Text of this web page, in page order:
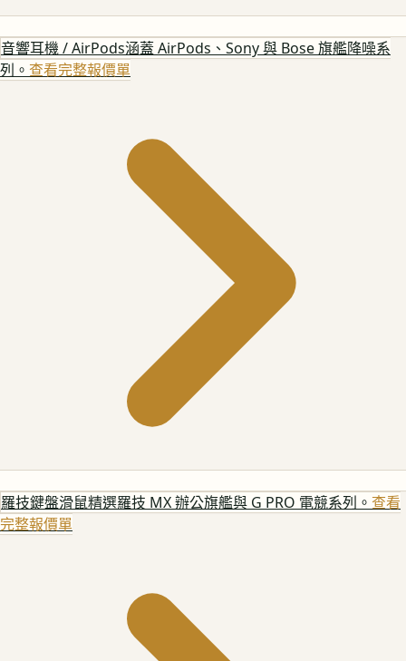
音響耳機 / AirPods涵蓋 AirPods、Sony 與 Bose 旗艦降噪系
列。 查看完整報價單
羅技鍵盤滑鼠精選羅技 MX 辦公旗艦與 G PRO 電競系列。 查看
完整報價單